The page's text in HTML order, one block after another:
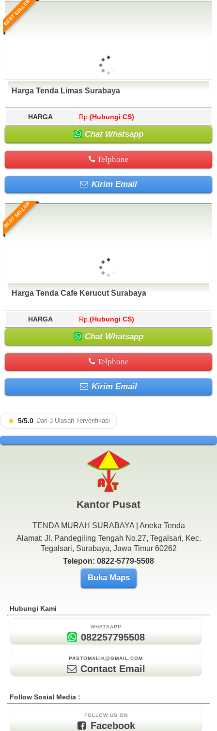
BEST SELLER
Harga Tenda Limas Surabaya
HARGA Rp. (Hubungi CS)
Chat Whatsapp
Telphone
Kirim Email
BEST SELLER
Harga Tenda Cafe Kerucut Surabaya
HARGA Rp. (Hubungi CS)
Chat Whatsapp
Telphone
Kirim Email
★ 5/5.0 Dari 3 Ulasan Terverifikasi
Kantor Pusat
TENDA MURAH SURABAYA | Aneka Tenda
Alamat: Jl. Pandegiling Tengah No.27, Tegalsari, Kec.
Tegalsari, Surabaya, Jawa Timur 60262
Telepon: 0822-5779-5508
Buka Maps
Hubungi Kami
WHATSAPP
082257795508
PASTOMALIK@GMAIL.COM
Contact Email
Follow Sosial Media :
FOLLOW US ON
Facebook